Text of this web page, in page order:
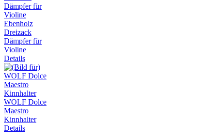
Ebenholz
Dreizack
Dämpfer für
Violine
Details
WOLF Dolce
Maestro
Kinnhalter
Details